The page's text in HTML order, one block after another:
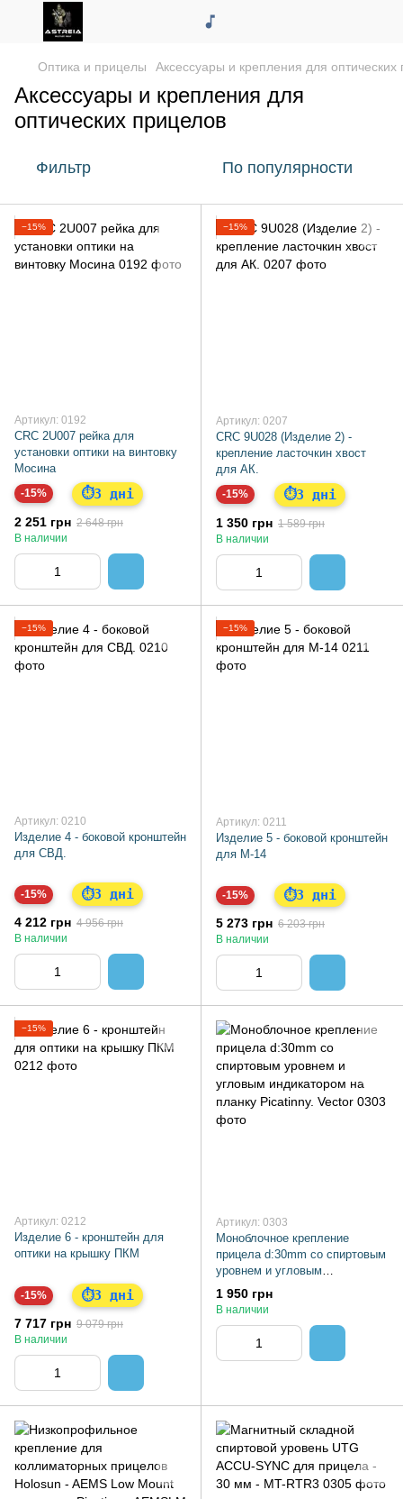
Оптика и прицелы Аксессуары и крепления для оптических
Аксессуары и крепления для
оптических прицелов
Фильтр По популярности
−15%
Артикул: 0192
CRC 2U007 рейка для
установки оптики на винтовку
Мосина
-15% ⏱3 дні
2 251 грн 2 648 грн
В наличии
−15%
Артикул: 0207
CRC 9U028 (Изделие 2) -
крепление ласточкин хвост
для АК.
-15% ⏱3 дні
1 350 грн 1 589 грн
В наличии
−15%
Артикул: 0210
Изделие 4 - боковой кронштейн
для СВД.
-15% ⏱3 дні
4 212 грн 4 956 грн
В наличии
−15%
Артикул: 0211
Изделие 5 - боковой кронштейн
для M-14
-15% ⏱3 дні
5 273 грн 6 203 грн
В наличии
−15%
Артикул: 0212
Изделие 6 - кронштейн для
оптики на крышку ПКМ
-15% ⏱3 дні
7 717 грн 9 079 грн
В наличии
Артикул: 0303
Моноблочное крепление
прицела d:30mm со спиртовым
уровнем и угловым
индикатором на планку
Picatinny. Vector
1 950 грн
В наличии